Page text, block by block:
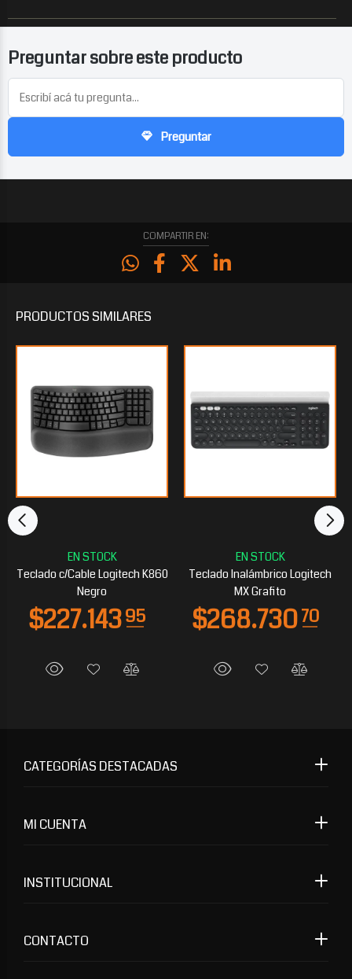
Preguntar sobre este producto
Preguntar
COMPARTIR EN:
PRODUCTOSSIMILARES
Teclado c/Cable Logitech K860
Negro
Teclado Inalámbrico Logitech
MX Grafito
CATEGORÍAS DESTACADAS
MI CUENTA
INSTITUCIONAL
CONTACTO